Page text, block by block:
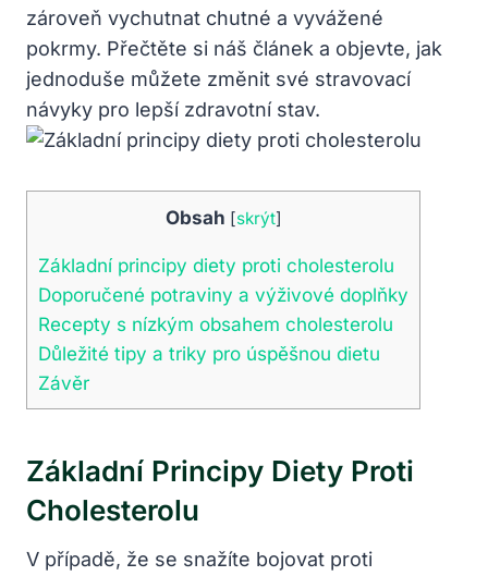
zároveň vychutnat chutné‌ a vyvážené
pokrmy. Přečtěte si náš článek⁤ a objevte, jak
jednoduše můžete‌ změnit své⁣ stravovací‍
návyky pro‌ lepší ‌zdravotní⁢ stav.
Obsah [skrýt]
Základní principy diety proti cholesterolu
Doporučené⁤ potraviny a výživové ‍doplňky
Recepty s nízkým⁤ obsahem cholesterolu
Důležité tipy a triky‌ pro úspěšnou dietu
Závěr
Základní Principy Diety Proti
Cholesterolu
V případě, že se snažíte bojovat proti